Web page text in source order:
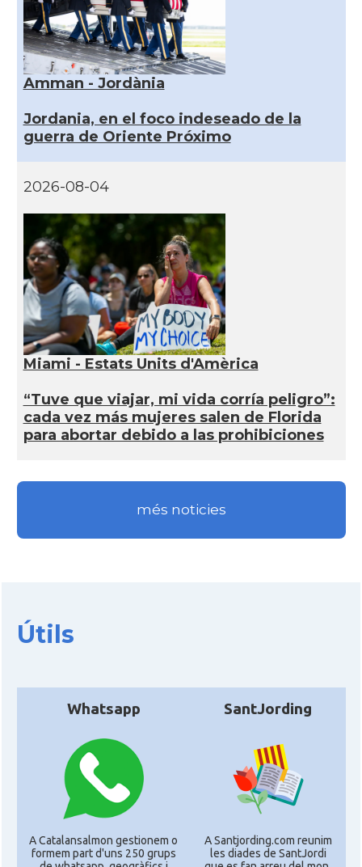
Amman - Jordània
Jordania, en el foco indeseado de la
guerra de Oriente Próximo
2026-08-04
Miami - Estats Units d'Amèrica
“Tuve que viajar, mi vida corría peligro”:
cada vez más mujeres salen de Florida
para abortar debido a las prohibiciones
més noticies
Útils
Whatsapp
A Catalansalmon gestionem o
formem part d'uns 250 grups
SantJording
A Santjording.com reunim
les diades de SantJordi